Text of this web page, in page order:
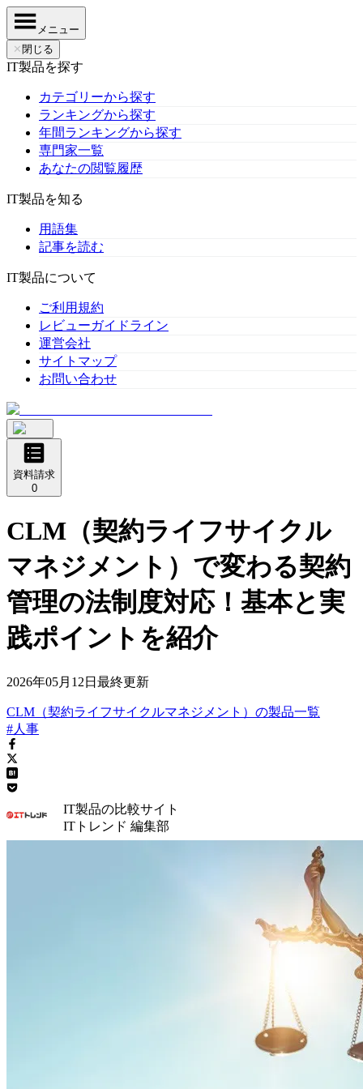
メニュー
✕ 閉じる
IT製品を探す
カテゴリーから探す
ランキングから探す
年間ランキングから探す
専門家一覧
あなたの閲覧履歴
IT製品を知る
用語集
記事を読む
IT製品について
ご利用規約
レビューガイドライン
運営会社
サイトマップ
お問い合わせ
資料請求
0
CLM（契約ライフサイクル
マネジメント）で変わる契約
管理の法制度対応！基本と実
践ポイントを紹介
2026年05月12日 最終更新
CLM（契約ライフサイクルマネジメント） の製品一覧
#人事
IT製品の比較サイト
ITトレンド 編集部